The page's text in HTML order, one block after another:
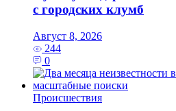
с городских клумб
Август 8, 2026
244
0
Происшествия